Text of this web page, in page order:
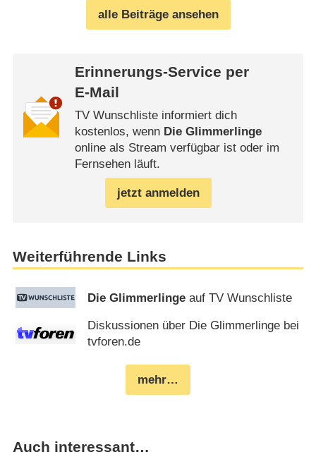
alle Beiträge ansehen
Erinnerungs-Service per
E-Mail
TV Wunschliste informiert dich
kostenlos, wenn Die Glimmerlinge
online als Stream verfügbar ist oder im
Fernsehen läuft.
jetzt anmelden
Weiterführende Links
Die Glimmerlinge auf TV Wunschliste
Diskussionen über Die Glimmerlinge bei
tvforen.de
mehr…
Auch interessant…